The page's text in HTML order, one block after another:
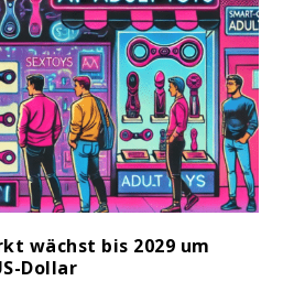
12,95 Billionen
Gesamtjahr 2024: Was
Vitamaze im #UdZ
Amazon Business
wächst bis 2029 um
Dollar